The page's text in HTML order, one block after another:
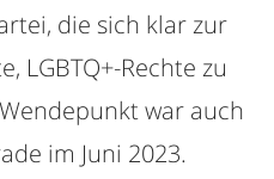
die sich klar zur
LGBTQ+-Rechte zu
war auch
im Juni 2023.